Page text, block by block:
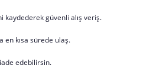
kaydederek güvenli alış veriş.
en kısa sürede ulaş.
iade edebilirsin.